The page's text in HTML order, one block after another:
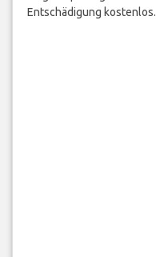
Entschädigung kostenlos.